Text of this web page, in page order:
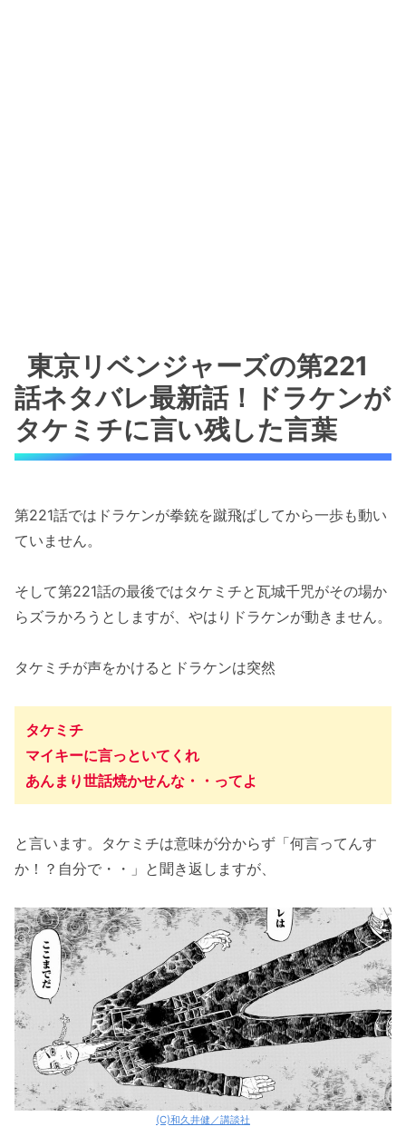
東京リベンジャーズの第221
話ネタバレ最新話！ドラケンが
タケミチに言い残した言葉
第221話ではドラケンが拳銃を蹴飛ばしてから一歩も動い
ていません。
そして第221話の最後ではタケミチと瓦城千咒がその場か
らズラかろうとしますが、やはりドラケンが動きません。
タケミチが声をかけるとドラケンは突然
タケミチ
マイキーに言っといてくれ
あんまり世話焼かせんな・・ってよ
と言います。タケミチは意味が分からず「何言ってんす
か！？自分で・・」と聞き返しますが、
(C)和久井健／講談社